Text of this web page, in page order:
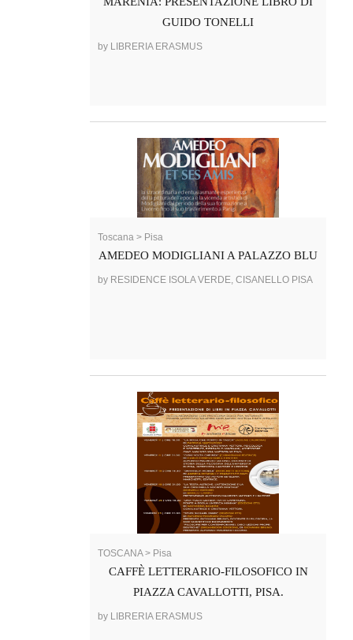
GUIDO TONELLI
by LIBRERIA ERASMUS
Toscana > Pisa
AMEDEO MODIGLIANI A PALAZZO BLU
by RESIDENCE ISOLA VERDE, CISANELLO PISA
TOSCANA > Pisa
CAFFÈ LETTERARIO-FILOSOFICO IN
PIAZZA CAVALLOTTI, PISA.
by LIBRERIA ERASMUS